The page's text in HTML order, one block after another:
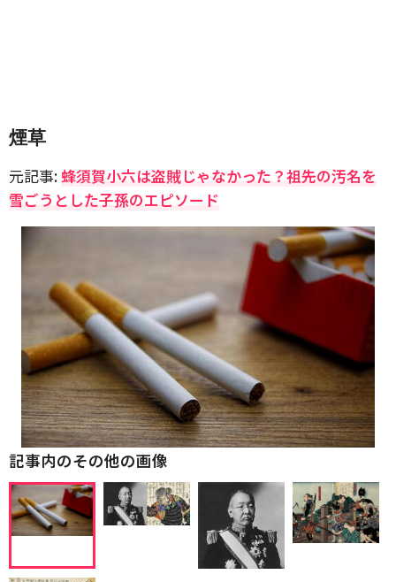
煙草
元記事:蜂須賀小六は盗賊じゃなかった？祖先の汚名を
雪ごうとした子孫のエピソード
記事内のその他の画像